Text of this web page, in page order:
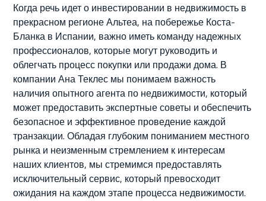
Когда речь идет о инвестировании в недвижимость в
прекрасном регионе Альтеа, на побережье Коста-
Бланка в Испании, важно иметь команду надежных
профессионалов, которые могут руководить и
облегчать процесс покупки или продажи дома. В
компании Ана Теклес мы понимаем важность
наличия опытного агента по недвижимости, который
может предоставить экспертные советы и обеспечить
безопасное и эффективное проведение каждой
транзакции. Обладая глубоким пониманием местного
рынка и неизменным стремлением к интересам
наших клиентов, мы стремимся предоставлять
исключительный сервис, который превосходит
ожидания на каждом этапе процесса недвижимости.